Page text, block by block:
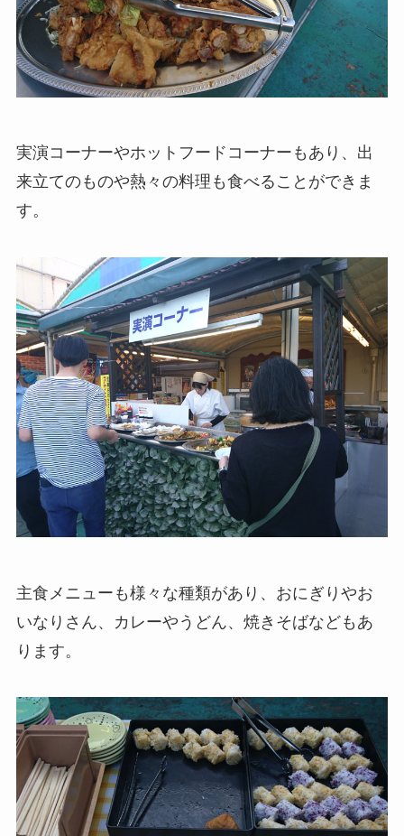
実演コーナーやホットフードコーナーもあり、出
来立てのものや熱々の料理も食べることができま
す。
主食メニューも様々な種類があり、おにぎりやお
いなりさん、カレーやうどん、焼きそばなどもあ
ります。